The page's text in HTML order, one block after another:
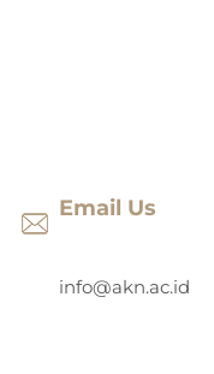
Email Us
info@akn.ac.id